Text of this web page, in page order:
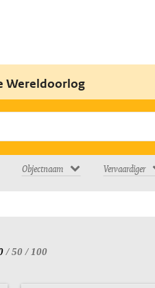
Wereldoorlog
Objectnaam Vervaardiger
/50 / 100